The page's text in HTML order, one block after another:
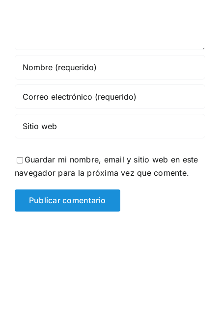
Guardar mi nombre, email y sitio web en este
navegador para la próxima vez que comente.